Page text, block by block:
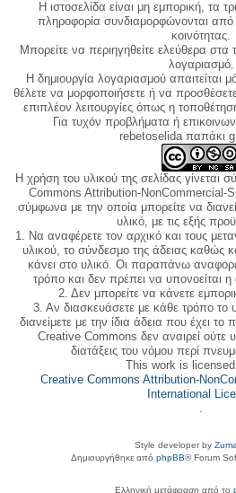
Η ιστοσελίδα είναι μη εμπορική, τα
πληροφορία συνδιαμορφώνονται από
κοινότητας.
Μπορείτε να περιηγηθείτε ελεύθερα στα
λογαριασμό.
Η δημιουργία λογαριασμού απαιτείται
θέλετε να μορφοποιήσετε ή να
επιπλέον λειτουργίες όπως η
Για τυχόν προβλήματα ή
rebetoselida παπάκι
Η χρήση του υλικού της σελίδας γίνεται
Commons Attribution-NonCommercial-
σύμφωνα με την οποία μπορείτε να
υλικό, με τις εξής
1. Να αναφέρετε τον αρχικό και τους
υλικού, το σύνδεσμο της άδειας καθώς
κάνει στο υλικό. Οι παραπάνω
τρόπο και δεν πρέπει να υπονοείται
2. Δεν μπορείτε να κάνετε
3. Αν διασκευάσετε με κάθε τρόπο το
διανείμετε με την ίδια άδεια που έχει
Creative Commons δεν αναιρεί ούτε
διατάξεις του νόμου περί
This work is
Creative Commons Attribution-
International
.
Style developer by
Δημιουργήθηκε από phpBB® Forum
Ελληνική μετάφραση από το